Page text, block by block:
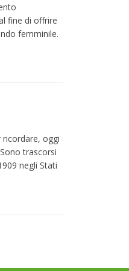
fine di offrire
femminile.
ricordare, oggi
trascorsi
negli Stati